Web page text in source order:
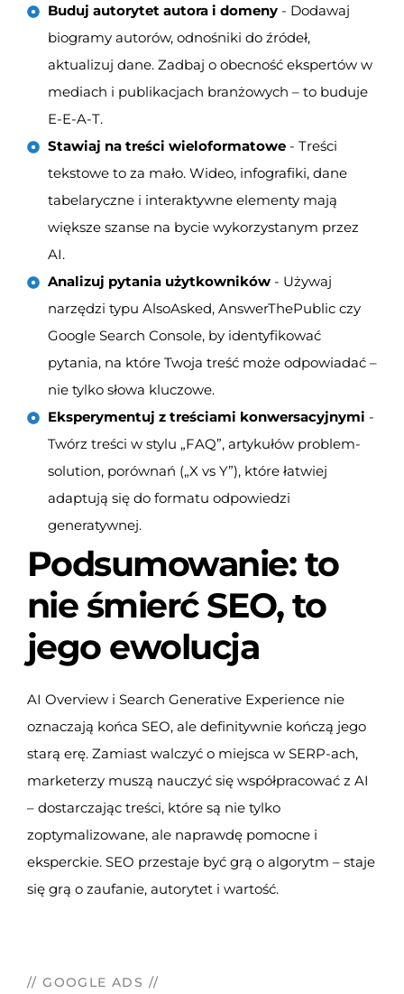
Buduj autorytet autora i domeny - Dodawaj
biogramy autorów, odnośniki do źródeł,
aktualizuj dane. Zadbaj o obecność ekspertów w
mediach i publikacjach branżowych – to buduje
E-E-A-T.
Stawiaj na treści wieloformatowe- Treści
tekstowe to za mało. Wideo, infografiki, dane
tabelaryczne i interaktywne elementy mają
większe szanse na bycie wykorzystanym przez
AI.
Analizuj pytania użytkowników- Używaj
narzędzi typu AlsoAsked, AnswerThePublic czy
Google Search Console, by identyfikować
pytania, na które Twoja treść może odpowiadać –
nie tylko słowa kluczowe.
Eksperymentuj z treściami konwersacyjnymi -
Twórz treści w stylu „FAQ”, artykułów problem-
solution, porównań („X vs Y”), które łatwiej
adaptują się do formatu odpowiedzi
generatywnej.
Podsumowanie: to
nie śmierć SEO, to
jego ewolucja
AI Overview i Search Generative Experience nie
oznaczają końca SEO, ale definitywnie kończą jego
starą erę. Zamiast walczyć o miejsca w SERP-ach,
marketerzy muszą nauczyć się współpracować z AI
– dostarczając treści, które są nie tylko
zoptymalizowane, ale naprawdę pomocne i
eksperckie. SEO przestaje być grą o algorytm – staje
się grą o zaufanie, autorytet i wartość.
// GOOGLE ADS //